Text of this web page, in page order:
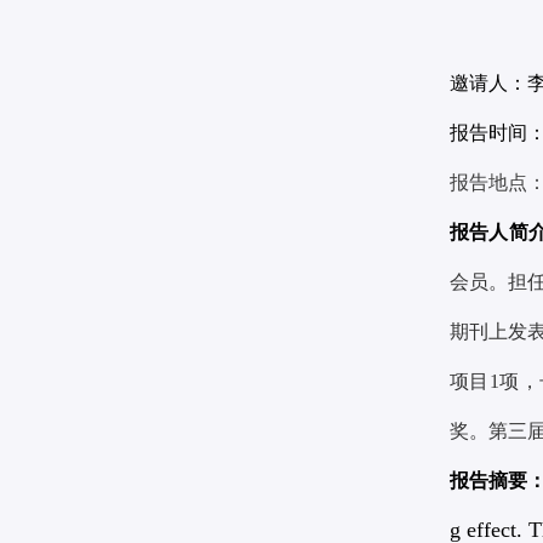
邀请人：
报告时间
报告地点
报告人简
会员。担
期刊上发
项目1项
奖。第三
报告摘要
g effect.